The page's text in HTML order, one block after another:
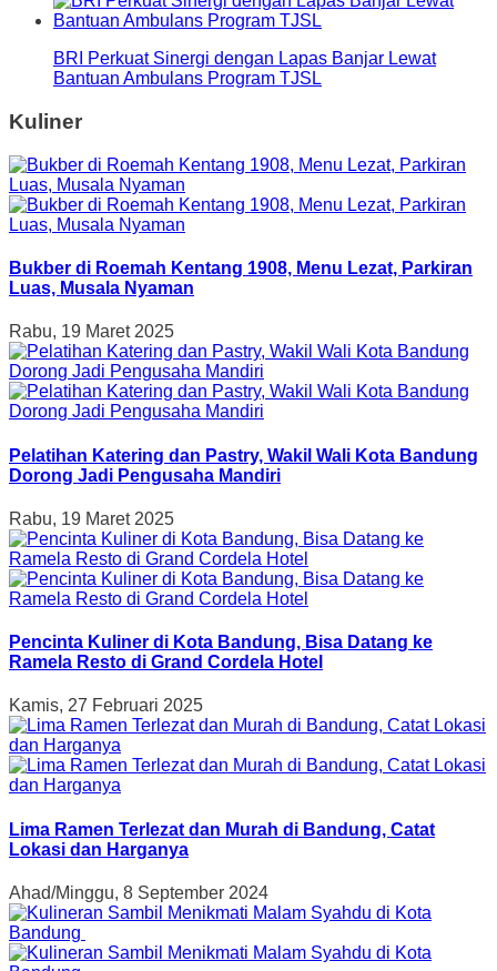
BRI Perkuat Sinergi dengan Lapas Banjar Lewat
Bantuan Ambulans Program TJSL
Kuliner
Bukber di Roemah Kentang 1908, Menu Lezat, Parkiran
Luas, Musala Nyaman
Rabu, 19 Maret 2025
Pelatihan Katering dan Pastry, Wakil Wali Kota Bandung
Dorong Jadi Pengusaha Mandiri
Rabu, 19 Maret 2025
Pencinta Kuliner di Kota Bandung, Bisa Datang ke
Ramela Resto di Grand Cordela Hotel
Kamis, 27 Februari 2025
Lima Ramen Terlezat dan Murah di Bandung, Catat
Lokasi dan Harganya
Ahad/Minggu, 8 September 2024